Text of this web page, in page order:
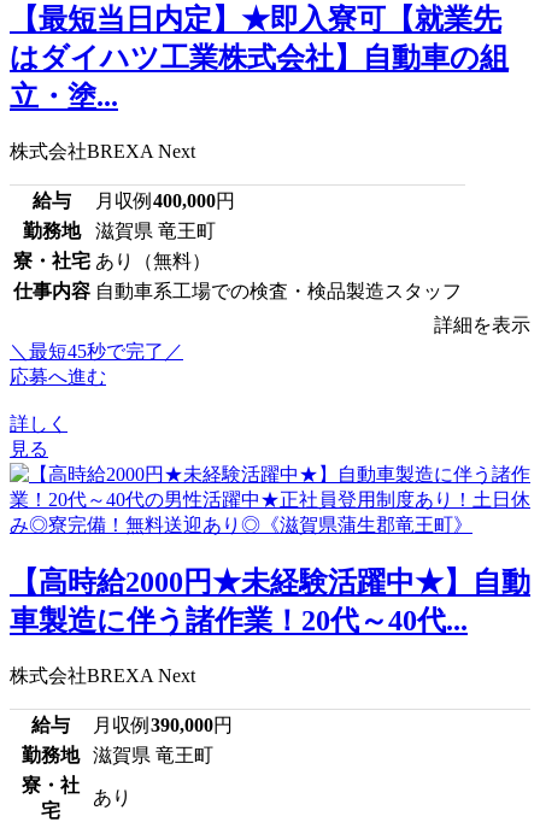
【最短当日内定】★即入寮可【就業先
はダイハツ工業株式会社】自動車の組
立・塗...
株式会社BREXA Next
給与 月収例 400,000円
勤務地
滋賀県 竜王町
寮・社宅 あり（無料）
仕事内容 自動車系工場での検査・検品製造スタッフ
詳細を表示
＼最短45秒で完了／
応募へ進む
詳しく
見る
【高時給2000円★未経験活躍中★】自動
車製造に伴う諸作業！20代～40代...
株式会社BREXA Next
給与 月収例 390,000円
勤務地
滋賀県 竜王町
寮・社
宅
あり